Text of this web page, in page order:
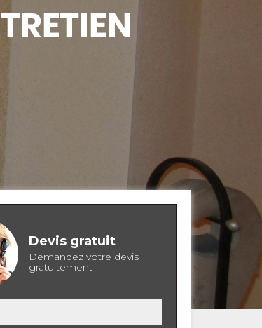
Devis gratuit
Demandez votre devis
gratuitement